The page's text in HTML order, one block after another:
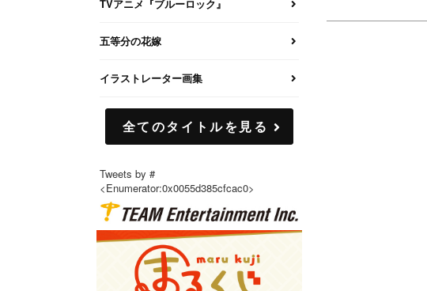
TVアニメ『ブルーロック』
五等分の花嫁
イラストレーター画集
全てのタイトルを見る
Tweets by #
<Enumerator:0x0055d385cfcac0>